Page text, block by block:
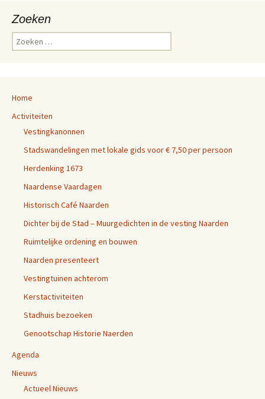
Zoeken
o
n
n
Home
Activiteiten
Vestingkanonnen
Stadswandelingen met lokale gids voor € 7,50 per persoon
Herdenking 1673
Naardense Vaardagen
Historisch Café Naarden
Dichter bij de Stad – Muurgedichten in de vesting Naarden
Ruimtelijke ordening en bouwen
Naarden presenteert
Vestingtuinen achterom
Kerstactiviteiten
Stadhuis bezoeken
Genootschap Historie Naerden
Agenda
Nieuws
Actueel Nieuws